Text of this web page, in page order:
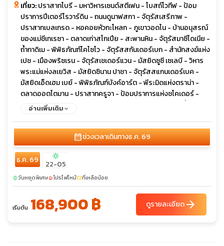
เที่ยว:ปราสาทโบรี - มหาวิหารเซนต์สตีเฟน - โบสถ์โวทีฟ - ป้อม
ปราการปีเตอร์โรวาร์ดิน - ถนนดูนาฟสกา - จัตุรัสเสรีภาพ -
ปราสาทเบลเกรด - หอคอยหัวกะโหลก - ภูเขาวอดโน - บ้านอนุสรณ์
ของแม่ชีเทเรซา - ตลาดเก่าสโกเปีย - สะพานหิน - จัตุรัสมาซีโดเนีย -
ถ้ำกาดิเม - พิพิธภัณฑ์โคโซโว - จัตุรัสสกันเดอร์เบก - สำนักสงฆ์แห่ง
เปช - เมืองพริซเรน - จัตุรัสเชเดอร์แวน - มัสยิดซูซี เซเลบี - วิหาร
พระแม่แห่งลเยวิส - มัสยิดซินาน ปาชา - จัตุรัสสแกนเดอร์เบค -
มัสยิดเอ็ดเฮม เบย์ - พิพิธภัณฑ์บังค์อาร์ต - พีระมิดแห่งตราน่า -
ตลาดออตโตมาน - ปราสาทครูจา - ป้อมปราการแห่งชโคเดอร์ -
ทะเลสาบชโคดรา - สะพานมิลเลนเนียม - มหาวิหารแห่งการฟื้นฟู
มหาวิหารเซนต์ลุค - บลากาย เทคิยา - ตลาดเทปา - โบสถ์มหาวิหาร
พระหฤทัยศักดิ์สิทธิ์ - มัสยิดจักรพรรดิ - สะพานปรินซิป - ย่านกริน
ซิ่ง - ถนนวงแหวน - สวนสาธารณะสตัดปาร์ค - พระราชวังโฮฟบวร์
ค - ถนนคาร์ทเนอร์ สตาเซ่ - โบสถ์เซนต์ สเตฟาน - เอาท์เล็ต พาร์
อ่านเพิ่มเติม
calendar_monthช่วงเวลาเดินทางธ.ค. 69
ธ.ค. 69 sunny
22-05
sunnyวันหยุดพิเศษlocal_fire_departmentโปรไฟไหม้confirmation_numberที่เหลือน้อย
เริ่มต้น 168,900 ฿ ดูรายละเอียดarrow_forward